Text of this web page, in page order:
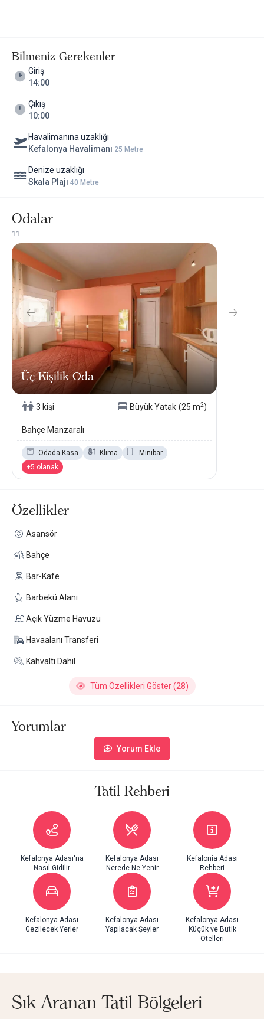
Bilmeniz Gerekenler
Giriş
14:00
Çıkış
10:00
Havalimanına uzaklığı
Kefalonya Havalimanı 25 Metre
Denize uzaklığı
Skala Plajı 40 Metre
Odalar
1 1
Üç Kişilik Oda
3 kişi Büyük Yatak (25 m2)
Bahçe Manzaralı
Odada Kasa Klima
Minibar
+5 olanak
Özellikler
Asansör
Bahçe
Bar-Kafe
Barbekü Alanı
Açık Yüzme Havuzu
Havaalanı Transferi
Kahvaltı Dahil
Tüm Özellikleri Göster (28)
Yorumlar
Yorum Ekle
Tatil Rehberi
Kefalonya Adası'na
Nasıl Gidilir
Kefalonya Adası
Nerede Ne Yenir
Kefalonia Adası
Rehberi
Kefalonya Adası
Gezilecek Yerler
Kefalonya Adası
Yapılacak Şeyler
Kefalonya Adası
Küçük ve Butik
Otelleri
Sık Aranan Tatil Bölgeleri